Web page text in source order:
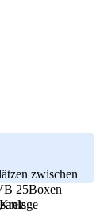
zwischen
25Boxen